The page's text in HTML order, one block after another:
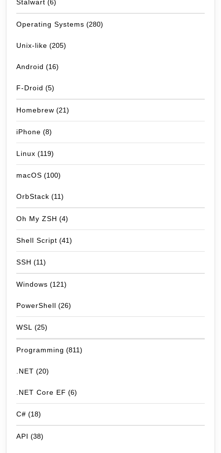
Stalwart (6)
Operating Systems (280)
Unix-like (205)
Android (16)
F-Droid (5)
Homebrew (21)
iPhone (8)
Linux (119)
macOS (100)
OrbStack (11)
Oh My ZSH (4)
Shell Script (41)
SSH (11)
Windows (121)
PowerShell (26)
WSL (25)
Programming (811)
.NET (20)
.NET Core EF (6)
C# (18)
API (38)